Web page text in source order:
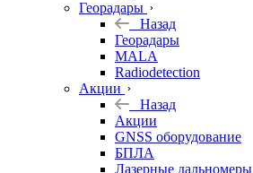
Георадары
Назад
Георадары
MALA
Radiodetection
Акции
Назад
Акции
GNSS оборудование
БПЛА
Лазерные дальномеры